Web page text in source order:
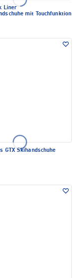
Liner
mit Touchfunktion
GTX Skihandschuhe